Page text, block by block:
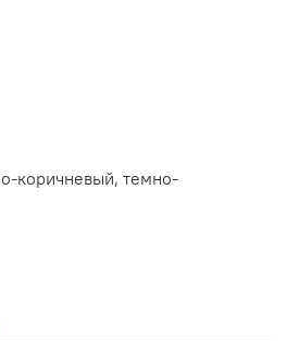
коричневый, темно-